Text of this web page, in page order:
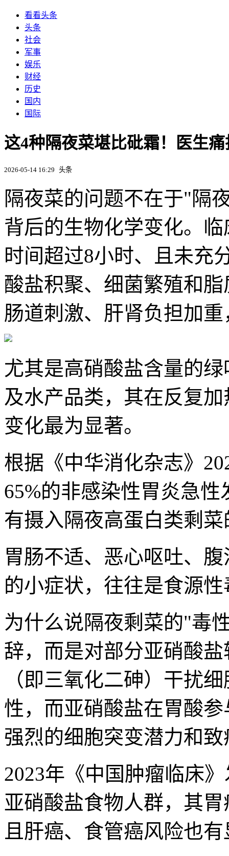
看看头条
头条
社会
军事
娱乐
财经
历史
国内
国际
这4种隔夜菜堪比砒霜！医生
2026-05-14 16:29 头条
隔夜菜的问题不在于"隔
背后的生物化学变化。
时间超过8小时、且未充
酸盐积聚、细菌繁殖和
肠道刺激、肝肾负担加
尤其是高硝酸盐含量的
及水产品类，其在反复
变化最为显著。
根据《中华消化杂志》
65%的非感染性胃炎急
有摄入隔夜高蛋白类剩
胃肠不适、恶心呕吐、
的小症状，往往是食源
为什么说隔夜剩菜的"毒
辞，而是对部分亚硝酸
（即三氧化二砷）干扰
性，而亚硝酸盐在胃酸
强烈的细胞突变潜力和
2023年《中国肿瘤临床
亚硝酸盐食物人群，其
且肝癌、食管癌风险也